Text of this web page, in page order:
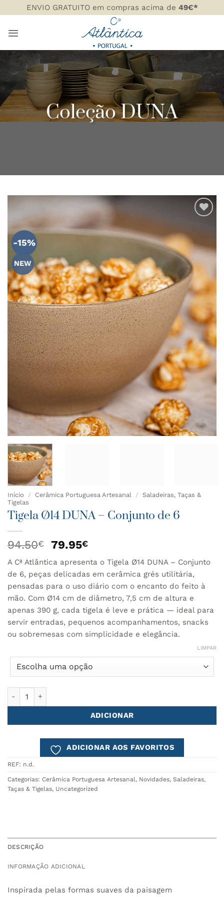
to
content
ENVIO GRATUITO em compras acima de 49€*
Coleção DUNA
-15%
NEW
AOS
FAVORITOS
Início / Cerâmica Portuguesa Artesanal / Saladeiras, Taças &
Tigelas
Tigela Ø14 DUNA – Conjunto de 6
94.50€
O
original
era:
94.50€.
79.95€O
atual
é:
79.95€.
A Cª Atlântica apresenta o Tigela Ø14 DUNA – Conjunto
de 6, peças delicadas em cerâmica grés utilitária,
pensadas para o uso diário com o encanto do feito à
mão. Com Ø14 cm de diâmetro, 7,5 cm de altura e
apenas 390 g, cada tigela é leve e prática — ideal para
servir entradas, pequenos acompanhamentos, snacks
ou sobremesas com simplicidade e elegância.
LIMPAR
ADICIONAR
ADICIONAR AOS FAVORITOS
REF: n.d.
Categorias: Cerâmica Portuguesa Artesanal, Novidades, Saladeiras,
Taças & Tigelas, Uncategorized
DESCRIÇÃO
INFORMAÇÃO ADICIONAL
Inspirada pelas formas suaves da paisagem